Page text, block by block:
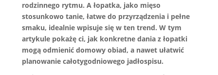
rodzinnego rytmu. A łopatka, jako mięso
stosunkowo tanie, łatwe do przyrządzenia i pełne
smaku, idealnie wpisuje się w ten trend. W tym
artykule pokażę ci, jak konkretne dania z łopatki
mogą odmienić domowy obiad, a nawet ułatwić
planowanie całotygodniowego jadłospisu.